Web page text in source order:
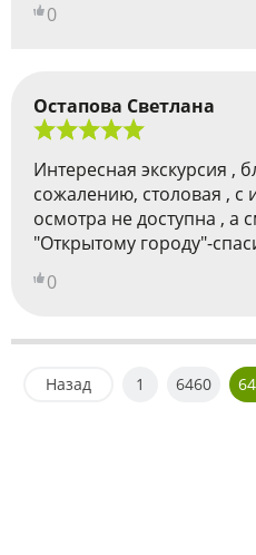
0
Остапова Светлана
Интересная экскурсия ,
сожалению, столовая ,
осмотра не доступна , а
"Открытому городу"-
0
Назад 1 6460